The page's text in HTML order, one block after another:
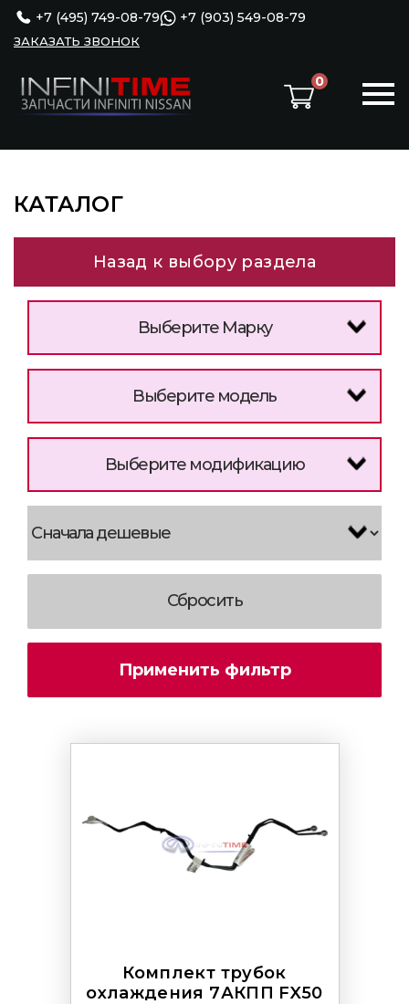
+7 (495) 749-08-79 +7 (903) 549-08-79
ЗАКАЗАТЬ ЗВОНОК
0
КАТАЛОГ
Назад к выбору раздела
Выберите Марку
Выберите модель
Выберите модификацию
Комплект трубок
охлаждения 7АКПП FX50